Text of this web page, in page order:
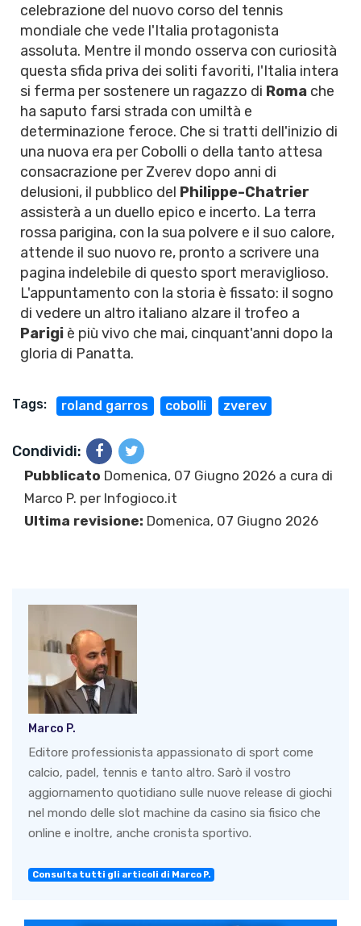
celebrazione del nuovo corso del tennis
mondiale che vede l'Italia protagonista
assoluta. Mentre il mondo osserva con curiosità
questa sfida priva dei soliti favoriti, l'Italia intera
si ferma per sostenere un ragazzo di Roma che
ha saputo farsi strada con umiltà e
determinazione feroce. Che si tratti dell'inizio di
una nuova era per Cobolli o della tanto attesa
consacrazione per Zverev dopo anni di
delusioni, il pubblico del Philippe-Chatrier
assisterà a un duello epico e incerto. La terra
rossa parigina, con la sua polvere e il suo calore,
attende il suo nuovo re, pronto a scrivere una
pagina indelebile di questo sport meraviglioso.
L'appuntamento con la storia è fissato: il sogno
di vedere un altro italiano alzare il trofeo a
Parigi è più vivo che mai, cinquant'anni dopo la
gloria di Panatta.
Tags: roland garros cobolli zverev
Condividi:
Pubblicato Domenica, 07 Giugno 2026 a cura di
Marco P. per Infogioco.it
Ultima revisione: Domenica, 07 Giugno 2026
Marco P.
Editore professionista appassionato di sport come
calcio, padel, tennis e tanto altro. Sarò il vostro
aggiornamento quotidiano sulle nuove release di giochi
nel mondo delle slot machine da casino sia fisico che
online e inoltre, anche cronista sportivo.
Consulta tutti gli articoli di Marco P.